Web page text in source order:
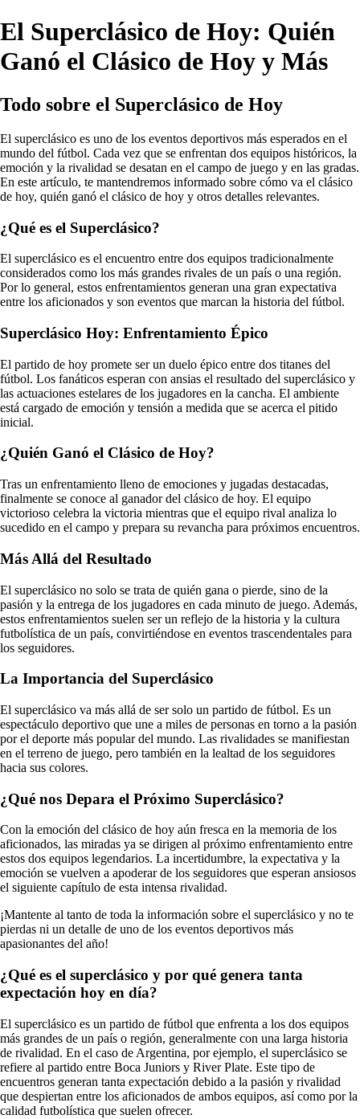
El Superclásico de Hoy: Quién
Ganó el Clásico de Hoy y Más
Todo sobre el Superclásico de Hoy
El superclásico es uno de los eventos deportivos más esperados en el
mundo del fútbol. Cada vez que se enfrentan dos equipos históricos, la
emoción y la rivalidad se desatan en el campo de juego y en las gradas.
En este artículo, te mantendremos informado sobre cómo va el clásico
de hoy, quién ganó el clásico de hoy y otros detalles relevantes.
¿Qué es el Superclásico?
El superclásico es el encuentro entre dos equipos tradicionalmente
considerados como los más grandes rivales de un país o una región.
Por lo general, estos enfrentamientos generan una gran expectativa
entre los aficionados y son eventos que marcan la historia del fútbol.
Superclásico Hoy: Enfrentamiento Épico
El partido de hoy promete ser un duelo épico entre dos titanes del
fútbol. Los fanáticos esperan con ansias el resultado del superclásico y
las actuaciones estelares de los jugadores en la cancha. El ambiente
está cargado de emoción y tensión a medida que se acerca el pitido
inicial.
¿Quién Ganó el Clásico de Hoy?
Tras un enfrentamiento lleno de emociones y jugadas destacadas,
finalmente se conoce al ganador del clásico de hoy. El equipo
victorioso celebra la victoria mientras que el equipo rival analiza lo
sucedido en el campo y prepara su revancha para próximos encuentros.
Más Allá del Resultado
El superclásico no solo se trata de quién gana o pierde, sino de la
pasión y la entrega de los jugadores en cada minuto de juego. Además,
estos enfrentamientos suelen ser un reflejo de la historia y la cultura
futbolística de un país, convirtiéndose en eventos trascendentales para
los seguidores.
La Importancia del Superclásico
El superclásico va más allá de ser solo un partido de fútbol. Es un
espectáculo deportivo que une a miles de personas en torno a la pasión
por el deporte más popular del mundo. Las rivalidades se manifiestan
en el terreno de juego, pero también en la lealtad de los seguidores
hacia sus colores.
¿Qué nos Depara el Próximo Superclásico?
Con la emoción del clásico de hoy aún fresca en la memoria de los
aficionados, las miradas ya se dirigen al próximo enfrentamiento entre
estos dos equipos legendarios. La incertidumbre, la expectativa y la
emoción se vuelven a apoderar de los seguidores que esperan ansiosos
el siguiente capítulo de esta intensa rivalidad.
¡Mantente al tanto de toda la información sobre el superclásico y no te
pierdas ni un detalle de uno de los eventos deportivos más
apasionantes del año!
¿Qué es el superclásico y por qué genera tanta
expectación hoy en día?
El superclásico es un partido de fútbol que enfrenta a los dos equipos
más grandes de un país o región, generalmente con una larga historia
de rivalidad. En el caso de Argentina, por ejemplo, el superclásico se
refiere al partido entre Boca Juniors y River Plate. Este tipo de
encuentros generan tanta expectación debido a la pasión y rivalidad
que despiertan entre los aficionados de ambos equipos, así como por la
calidad futbolística que suelen ofrecer.